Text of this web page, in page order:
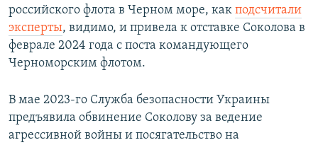
российского флота в Черном море, как подсчитали
эксперты, видимо, и привела к отставке Соколова в
феврале 2024 года с поста командующего
Черноморским флотом.
В мае 2023-го Служба безопасности Украины
предъявила обвинение Соколову за ведение
агрессивной войны и посягательство на